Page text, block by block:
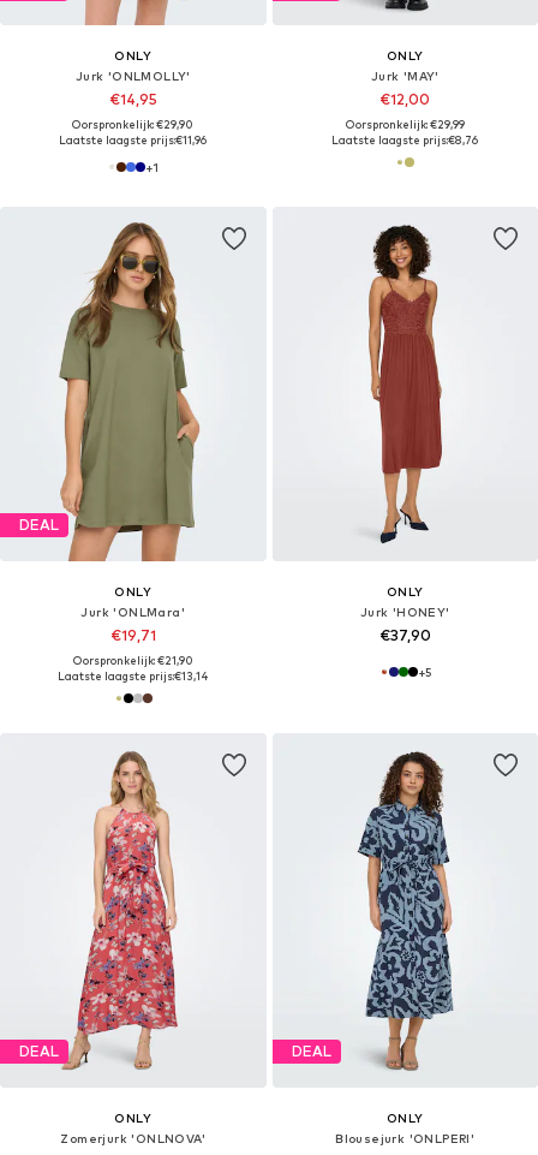
ONLY
Jurk 'ONLMOLLY'
€14,95
Oorspronkelijk: €29,90
Laatste laagste prijs:€11,96
+1
ONLY
Jurk 'MAY'
€12,00
Oorspronkelijk: €29,99
Laatste laagste prijs:€8,76
DEAL
ONLY
Jurk 'ONLMara'
€19,71
Oorspronkelijk: €21,90
Laatste laagste prijs:€13,14
ONLY
Jurk 'HONEY'
€37,90
+5
DEAL
ONLY
Zomerjurk 'ONLNOVA'
DEAL
ONLY
Blousejurk 'ONLPERI'